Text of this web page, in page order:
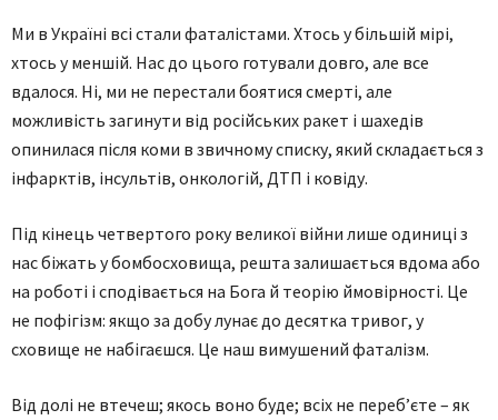
Ми в Україні всі стали фаталістами. Хтось у більшій мірі,
хтось у меншій. Нас до цього готували довго, але все
вдалося. Ні, ми не перестали боятися смерті, але
можливість загинути від російських ракет і шахедів
опинилася після коми в звичному списку, який складається з
інфарктів, інсультів, онкологій, ДТП і ковіду.
Під кінець четвертого року великої війни лише одиниці з
нас біжать у бомбосховища, решта залишається вдома або
на роботі і сподівається на Бога й теорію ймовірності. Це
не пофігізм: якщо за добу лунає до десятка тривог, у
сховище не набігаєшся. Це наш вимушений фаталізм.
Від долі не втечеш; якось воно буде; всіх не переб’єте – як